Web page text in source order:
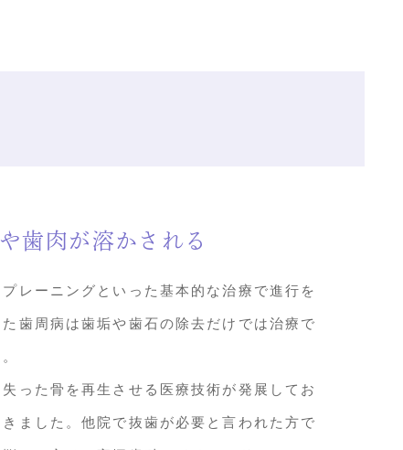
歯肉が溶かされる
レーニングといった基本的な治療で進行を
歯周病は歯垢や歯石の除去だけでは治療で
った骨を再生させる医療技術が発展してお
ました。他院で抜歯が必要と言われた方で